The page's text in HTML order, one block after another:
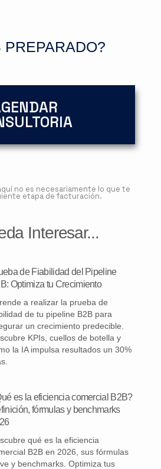
PREPARADO?
no es necesariamente lo que te
etapa de facturación.
Interesar...
de Fiabilidad del Pipeline
Optimiza tu Crecimiento
a realizar la prueba de
de tu pipeline B2B para
un crecimiento predecible.
KPIs, cuellos de botella y
la IA impulsa resultados un 30%
es la eficiencia comercial B2B?
fórmulas y benchmarks
qué es la eficiencia
B2B en 2026, sus fórmulas
y benchmarks. Optimiza tus